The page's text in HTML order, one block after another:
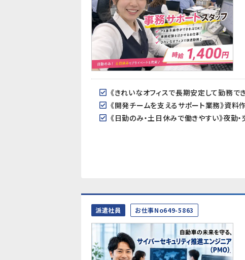
派遣社員 お仕事No649-5863